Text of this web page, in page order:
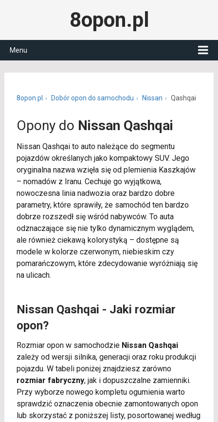
8opon.pl
Menu
8opon.pl Dobór opon do samochodu Nissan Qashqai
Opony do Nissan Qashqai
Nissan Qashqai to auto należące do segmentu
pojazdów określanych jako kompaktowy SUV. Jego
oryginalna nazwa wzięła się od plemienia Kaszkajów
– nomadów z Iranu. Cechuje go wyjątkowa,
nowoczesna linia nadwozia oraz bardzo dobre
parametry, które sprawiły, że samochód ten bardzo
dobrze rozszedł się wśród nabywców. To auta
odznaczające się nie tylko dynamicznym wyglądem,
ale również ciekawą kolorystyką – dostępne są
modele w kolorze czerwonym, niebieskim czy
pomarańczowym, które zdecydowanie wyróżniają się
na ulicach.
Nissan Qashqai - Jaki rozmiar
opon?
Rozmiar opon w samochodzie Nissan Qashqai
zależy od wersji silnika, generacji oraz roku produkcji
pojazdu. W tabeli poniżej znajdziesz zarówno
rozmiar fabryczny, jak i dopuszczalne zamienniki.
Przy wyborze nowego kompletu ogumienia warto
sprawdzić oznaczenia obecnie zamontowanych opon
lub skorzystać z poniższej listy, posortowanej według